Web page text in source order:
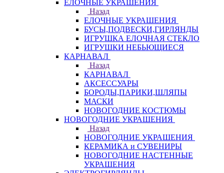
ЕЛОЧНЫЕ УКРАШЕНИЯ
Назад
ЕЛОЧНЫЕ УКРАШЕНИЯ
БУСЫ,ПОДВЕСКИ,ГИРЛЯНДЫ
ИГРУШКА ЕЛОЧНАЯ СТЕКЛО
ИГРУШКИ НЕБЬЮЩИЕСЯ
КАРНАВАЛ
Назад
КАРНАВАЛ
АКСЕССУАРЫ
БОРОДЫ,ПАРИКИ,ШЛЯПЫ
МАСКИ
НОВОГОДНИЕ КОСТЮМЫ
НОВОГОДНИЕ УКРАШЕНИЯ
Назад
НОВОГОДНИЕ УКРАШЕНИЯ
КЕРАМИКА и СУВЕНИРЫ
НОВОГОДНИЕ НАСТЕННЫЕ
УКРАШЕНИЯ